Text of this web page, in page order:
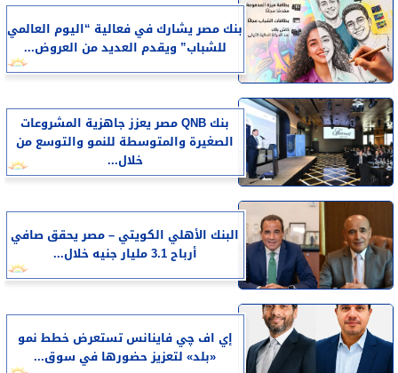
بنك مصر يشارك في فعالية “اليوم العالمي
للشباب” ويقدم العديد من العروض...
بنك QNB مصر يعزز جاهزية المشروعات
الصغيرة والمتوسطة للنمو والتوسع من
خلال...
البنك الأهلي الكويتي – مصر يحقق صافي
أرباح 3.1 مليار جنيه خلال...
إي اف چي فاينانس تستعرض خطط نمو
«بلد» لتعزيز حضورها في سوق...